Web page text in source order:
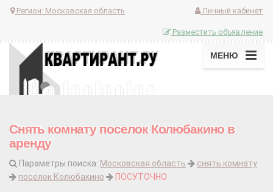
Регион: Московская область Личный кабинет
Разместить объявление
МЕНЮ
Снять комнату поселок Колюбакино в
аренду
Параметры поиска: Московская область
снять комнату
поселок Колюбакино
ПОСУТОЧНО